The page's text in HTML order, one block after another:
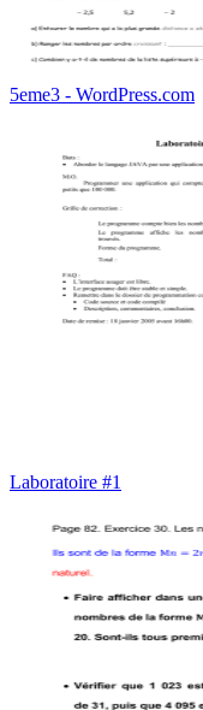
5eme3 - WordPress.com
Laboratoire #1